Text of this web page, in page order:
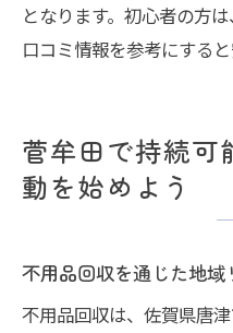
となります。初心者の方
口コミ情報を参考にすると
菅牟田で持続可
動を始めよう
不用品回収を通じた地
不用品回収は、佐賀県唐